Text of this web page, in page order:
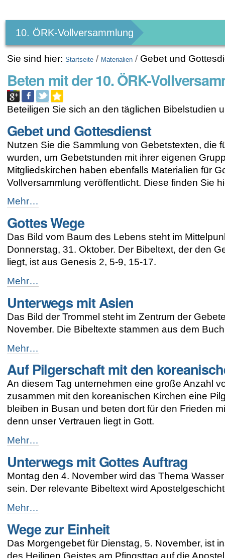
Werkzeuge
10. ÖRK-Vollversammlung
Sie sind hier: Startseite / Materialien / Gebet und
Beten mit der 10. ÖRK-
Beteiligen Sie sich an den täglichen Bibelstudien
Gebet und Gottesdienst
Nutzen Sie die Sammlung von Gebetstexten, die
wurden, um Gebetstunden mit ihrer eigenen
Mitgliedskirchen haben ebenfalls Materialien für
Vollversammlung veröffentlicht. Diese finden Sie
Gebet
und
Gottesdienst
-
Mehr…
Gottes Wege
Das Bild vom Baum des Lebens steht im
Donnerstag, 31. Oktober. Der Bibeltext, der den
liegt, ist aus Genesis 2, 5-9, 15-17.
Gottes
Wege
-
Mehr…
Unterwegs mit Asien
Das Bild der Trommel steht im Zentrum der
November. Die Bibeltexte stammen aus dem
Unterwegs
mit
Asien
-
Mehr…
Auf Pilgerschaft mit den
An diesem Tag unternehmen eine große Anzahl
zusammen mit den koreanischen Kirchen eine
bleiben in Busan und beten dort für den Frieden
denn unser Vertrauen liegt in Gott.
Auf
Pilgerschaft
mit
den
koreanischen
Kirchen
Mehr…
Unterwegs mit Gottes Auftrag
Montag den 4. November wird das Thema
sein. Der relevante Bibeltext wird
Unterwegs
mit
Gottes
Auftrag
Mehr…
Wege zur Einheit
Das Morgengebet für Dienstag, 5. November, ist
des Heiligen Geistes am Pfingsttag auf die